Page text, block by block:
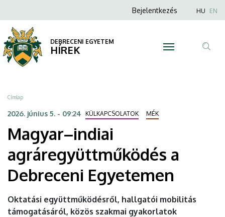
indiai
agráregyüttműködés
Debreceni
Egyetemen
DEBRECENI
EGYETEM
a
tartalomra
Anonim
menüje
Bejelentkezés HU EN
DEBRECENI EGYETEM
HÍREK
Morzsa
Címlap
2026. június 5. - 09:24 KÜLKAPCSOLATOK MÉK
Magyar–indiai
agráregyüttműködés a
Debreceni Egyetemen
Oktatási együttműködésről, hallgatói mobilitás
támogatásáról, közös szakmai gyakorlatok